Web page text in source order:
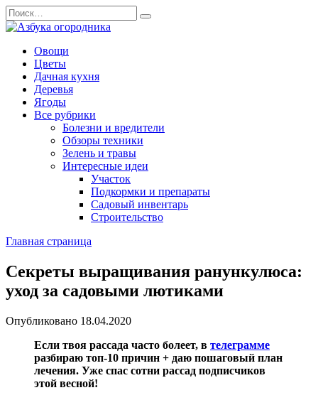
Перейти
к
содержанию
Search
for:
Овощи
Цветы
Дачная кухня
Деревья
Ягоды
Все рубрики
Болезни и вредители
Обзоры техники
Зелень и травы
Интересные идеи
Участок
Подкормки и препараты
Садовый инвентарь
Строительство
Главная страница
Секреты выращивания ранункулюса:
уход за садовыми лютиками
Опубликовано 18.04.2020
Если твоя рассада часто болеет, в телеграмме
разбираю топ-10 причин + даю пошаговый план
лечения. Уже спас сотни рассад подписчиков
этой весной!